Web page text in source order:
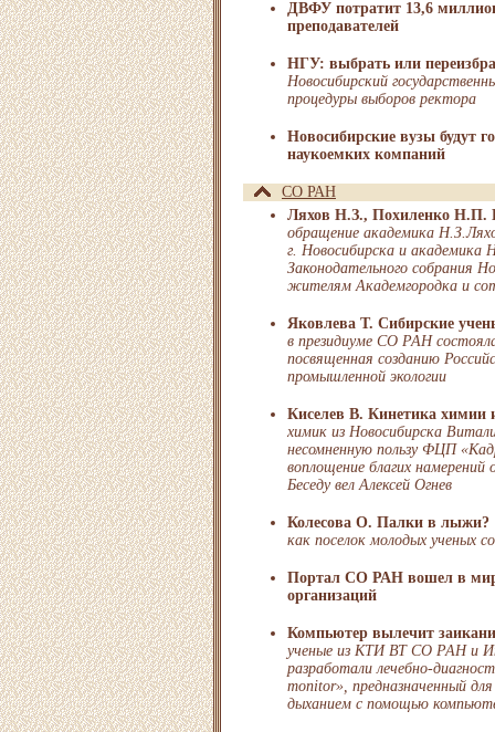
ДВФУ потратит 13,6
преподавателей
НГУ: выбрать или
Новосибирский
процедуры выборов ректора
Новосибирские вузы будут
наукоемких компаний
СО РАН
Ляхов Н.З., Похиленко Н.П.
обращение академика
г. Новосибирска и академика
Законодательного собрания
жителям Академгородка и
Яковлева Т. Сибирские
в президиуме СО РАН
посвященная созданию
промышленной экологии
Киселев В. Кинетика химии
химик из Новосибирска
несомненную пользу ФЦП
воплощение благих намерений
Беседу вел Алексей Огнев
Колесова О. Палки в лыжи?
как поселок молодых ученых
Портал СО РАН вошел в
организаций
Компьютер вылечит
ученые из КТИ ВТ СО РАН и
разработали лечебно-
monitor», предназначенный
дыханием с помощью